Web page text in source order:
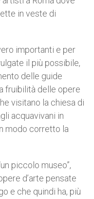
in veste di
importanti e per
il più possibile,
delle guide
fruibilità delle opere
visitano la chiesa di
acquavivani in
modo corretto la
piccolo museo”,
d’arte pensate
e che quindi ha, più